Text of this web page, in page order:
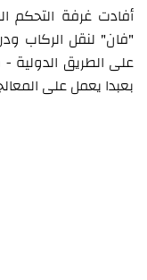
"فان" لنقل الركاب
على الطريق الدولية -
بعبدا يعمل على